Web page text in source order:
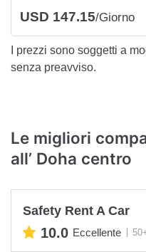
USD 147.15/Giorno
I prezzi sono soggetti a
senza preavviso.
Le migliori
all’ Doha centro
Safety Rent A Car
10.0 Eccellente